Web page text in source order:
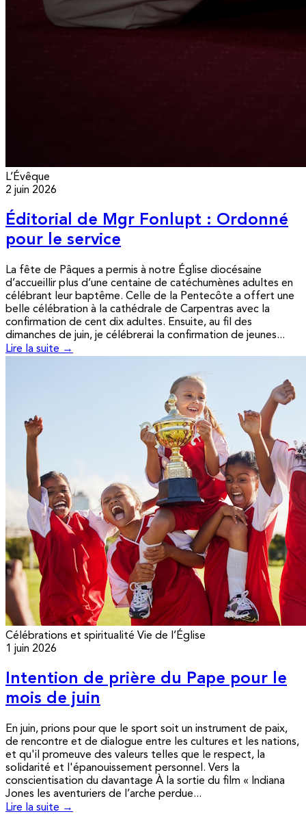
L’Évêque
2 juin 2026
Éditorial de Mgr Fonlupt : Ordonné
pour le service
La fête de Pâques a permis à notre Église diocésaine
d’accueillir plus d’une centaine de catéchumènes adultes en
célébrant leur baptême. Celle de la Pentecôte a offert une
belle célébration à la cathédrale de Carpentras avec la
confirmation de cent dix adultes. Ensuite, au fil des
dimanches de juin, je célébrerai la confirmation de jeunes...
Lire la suite →
Célébrations et spiritualité Vie de l’Église
1 juin 2026
Intention de prière du Pape pour le
mois de juin
En juin, prions pour que le sport soit un instrument de paix,
de rencontre et de dialogue entre les cultures et les nations,
et qu'il promeuve des valeurs telles que le respect, la
solidarité et l'épanouissement personnel. Vers la
conscientisation du davantage À la sortie du film « Indiana
Jones les aventuriers de l’arche perdue...
Lire la suite →